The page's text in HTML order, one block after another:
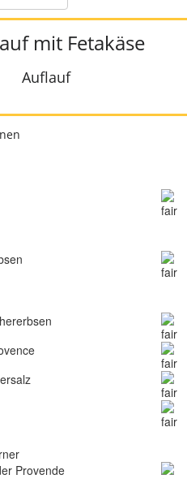
mit Fetakäse
Auflauf
Provende